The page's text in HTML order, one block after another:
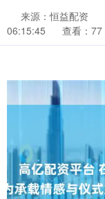
来源：恒益配资
06:15:45
查看：77